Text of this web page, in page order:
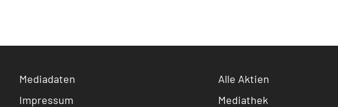
Mediadaten
Impressum
Alle Aktien
Mediathek